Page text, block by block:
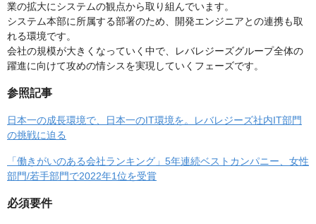
業の拡大にシステムの観点から取り組んでいます。
システム本部に所属する部署のため、開発エンジニアとの連携も取
れる環境です。
会社の規模が大きくなっていく中で、レバレジーズグループ全体の
躍進に向けて攻めの情シスを実現していくフェーズです。
参照記事
日本一の成長環境で、日本一のIT環境を。レバレジーズ社内IT部門
の挑戦に迫る
「働きがいのある会社ランキング」5年連続ベストカンパニー、女性
部門/若手部門で2022年1位を受賞
必須要件